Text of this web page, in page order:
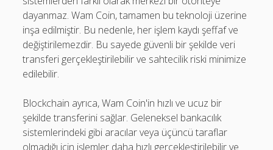
dayanmaz. Wam Coin, tamamen bu teknoloji üzerine
inşa edilmiştir. Bu nedenle, her işlem kaydı şeffaf ve
değiştirilemezdir. Bu sayede güvenli bir şekilde veri
transferi gerçekleştirilebilir ve sahtecilik riski minimize
edilebilir.
Blockchain ayrıca, Wam Coin'in hızlı ve ucuz bir
şekilde transferini sağlar. Geleneksel bankacılık
sistemlerindeki gibi aracılar veya üçüncü taraflar
olmadığı için işlemler daha hızlı gerçekleştirilebilir ve